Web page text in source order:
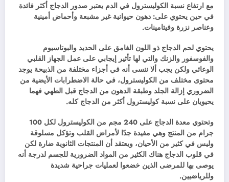
مع ارتفاع نسبة الكوليسترول في الدم يعتبر صدور الدجاج أكثر فائدة
في حين يحتوي على: دهون حيوانية غير مشبعة وأحماض أمينية
وعناصر نزرة وفيتامينات.
يحتوي لحم الدجاج ذو اللون الغامق على الحديد والبوتاسيوم
والفوسفور والزنك والتي لها تأثير إيجابي على عمل الجهاز القلبي
الوعائي ولكن يجب ألا ننسى أنه في أجزاء مختلفة من الذبيحة يوجد
محتوى مختلف من الكوليسترول، في حالة الاضطرابات الأيضية من
الضروري إزالة الجلد وطبقة الدهون من الدجاج قبل الطهي فهما
يحيويان على نسبة كوليسترول أكثر من الدجاج كله.
وتحتوي معدة الدجاج على 240 مجم من الكوليسترول لكل 100
جرام من المنتج وهي مفيدة جدًا لأمراض القلب وتؤكل مسلوقة
وليس في كثير من الأحيان، ويعتقد أن المنتجات الثانوية ضارة لكن
في قلوب الدجاج هناك الكثير من المواد الضرورية للجسم لدرجة أنه
يوصى بها للمرضى الذين خضعوا لعمليات جراحية شديدة
وللرياضيين.